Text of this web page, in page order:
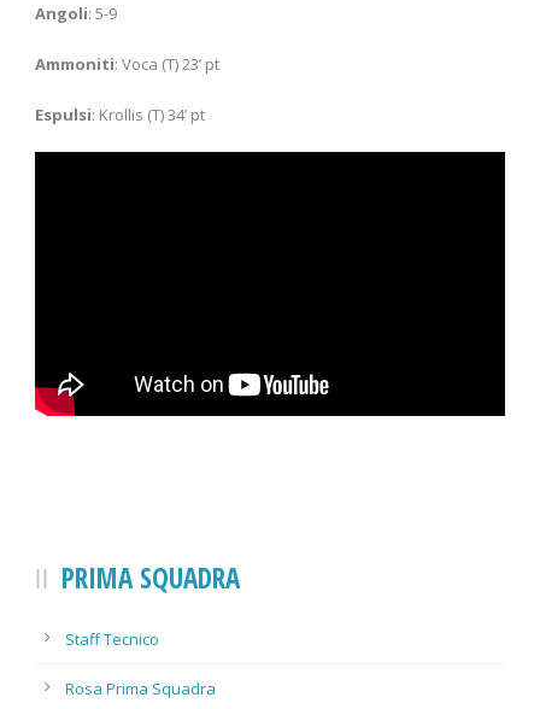
Angoli: 5-9
Ammoniti: Voca (T) 23’ pt
Espulsi: Krollis (T) 34’ pt
PRIMA SQUADRA
Staff Tecnico
Rosa Prima Squadra